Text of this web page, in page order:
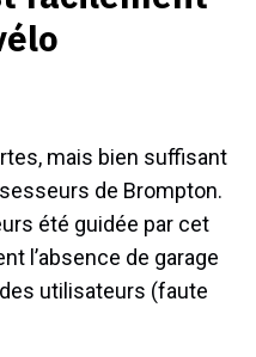
mais bien suffisant
de Brompton.
été guidée par cet
l’absence de garage
utilisateurs (faute